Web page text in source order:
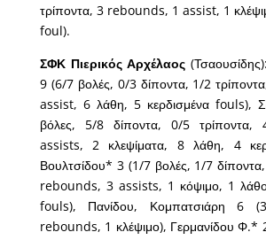
τρίποντα, 3 rebounds, 1 assist, 1
foul).
ΣΦΚ Πιερικός Αρχέλαος
9 (6/7 βολές, 0/3 δίποντα, 1/2
assist, 6 λάθη, 5 κερδισμένα fouls),
βόλες, 5/8 δίποντα, 0/5
assists, 2 κλεψίματα, 8 λάθη, 4
Βουλτσίδου* 3 (1/7 βολές, 1/7
rebounds, 3 assists, 1 κόψιμο, 1
fouls), Πανίδου, Κομπατσιάρη 6
rebounds, 1 κλέψιμο), Γερμανίδου Φ.*